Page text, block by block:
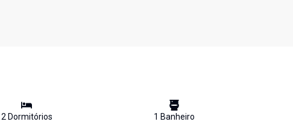
2Dormitórios 1 Banheiro